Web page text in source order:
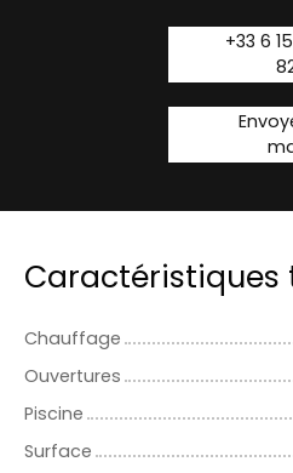
+33 6
Caractéristiques
Chauffage
Ouvertures
Piscine
Surface